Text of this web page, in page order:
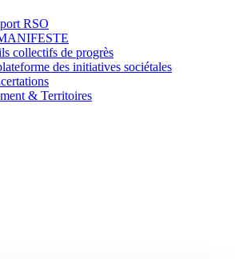
RSO
collectifs de progrès
des initiatives sociétales
& Territoires